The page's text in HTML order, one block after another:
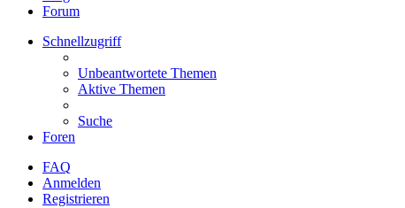
Forum
Schnellzugriff
Unbeantwortete Themen
Aktive Themen
Suche
Foren
FAQ
Anmelden
Registrieren